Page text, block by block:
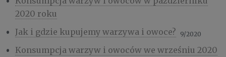
2020 roku
Jak i gdzie kupujemy warzywa i owoce?
9/2020
Konsumpcja warzyw i owoców we wrześniu 2020